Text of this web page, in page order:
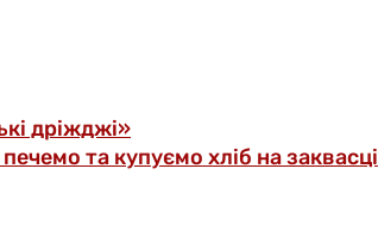
дріжджі»
та купуємо хліб на заквасці